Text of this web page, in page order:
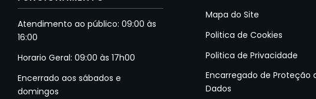
Atendimento ao público: 09:00 às
16:00
Horario Geral: 09:00 às 17h00
Encerrado aos sábados e
domingos
Mapa do Site
Politica de Cookies
Politica de Privacidade
Encarregado de Proteção
Dados